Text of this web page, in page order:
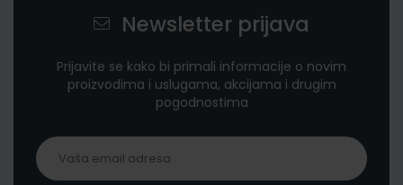
Newsletter prijava
Prijavite se kako bi primali informacije o novim
proizvodima i uslugama, akcijama i drugim
pogodnostima